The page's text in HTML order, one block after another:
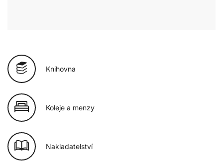
Knihovna
Koleje a menzy
Nakladatelství